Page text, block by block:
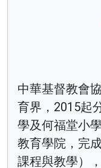
中華基督教會
育界，2015起
學及何福堂小
教育學院，完
課程與教學）